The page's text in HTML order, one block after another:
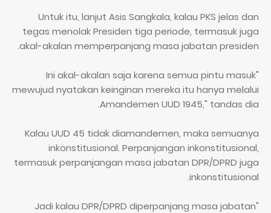
Untuk itu, lanjut Asis Sangkala, kalau PKS jelas dan
tegas menolak Presiden tiga periode, termasuk juga
akal-akalan memperpanjang masa jabatan presiden.
"Ini akal-akalan saja karena semua pintu masuk
mewujud nyatakan keinginan mereka itu hanya melalui
Amandemen UUD 1945," tandas dia.
Kalau UUD 45 tidak diamandemen, maka semuanya
inkonstitusional. Perpanjangan inkonstitusional,
termasuk perpanjangan masa jabatan DPR/DPRD juga
inkonstitusional.
"Jadi kalau DPR/DPRD diperpanjang masa jabatan